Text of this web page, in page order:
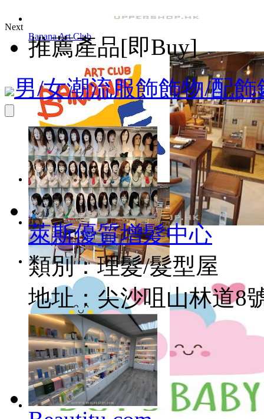
Banana Art Club
Live A Life Home 日本實木傢俬店
Next
推薦產品[即Buy]
男/女潮流服飾飾物/配飾
萊斯優質增髮中心
類別：理髮/髮型屋
地址： 尖沙咀山林道8